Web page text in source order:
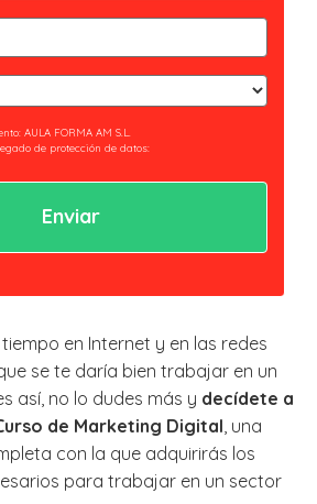
AULA FORMA AM S.L.
de protección de datos:
sometidos al cumplimiento de obligación legal
por la normativa aplicable en la política de
en Internet y en las redes
se te daría bien trabajar en un
así, no lo dudes más y decídete a
de Marketing Digital, una
con la que adquirirás los
para trabajar en un sector